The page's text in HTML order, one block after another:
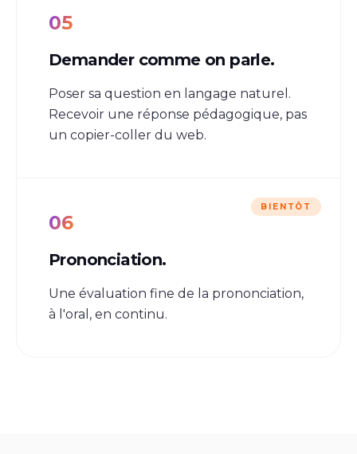
05
Demander comme on parle.
Poser sa question en langage naturel.
Recevoir une réponse pédagogique, pas
un copier-coller du web.
BIENTÔT
06
Prononciation.
Une évaluation fine de la prononciation,
à l'oral, en continu.